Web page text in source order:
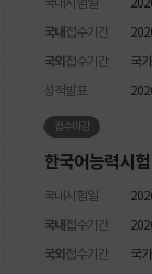
국내 접수기간
국외 접수기간
국
성적발표
접수마감
한국어능력시
국내시험일
국내 접수기간
국외 접수기간
국